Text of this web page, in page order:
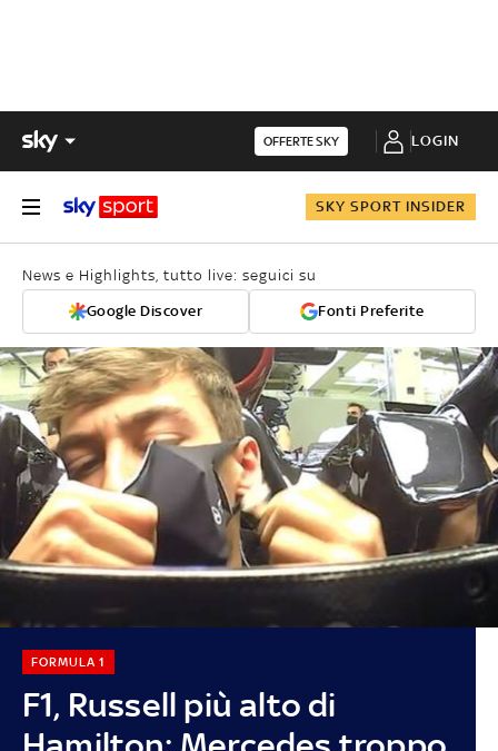
OFFERTE SKY LOGIN
SKY SPORT INSIDER
News e Highlights, tutto live: seguici su
Google Discover Fonti Preferite
F1, Russell più alto di
FORMULA 1